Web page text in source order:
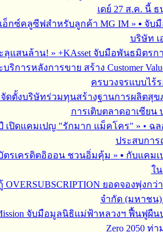
เดย์ 27 ส.ค. นี้
อ็กซ์คลูซีฟสำหรับลูกค้า MG IM» ▪︎ จับ
บริษัท เ
ะลุแสนล้าน! » +KAsset จับมือพันธมิตรการ
การหลังการขาย สร้าง Customer
ครบวงจรแบบไร้
จัดตั้งบริษัทร่วมทุนสร้างฐานการผลิต
การเติบตลาดอาเซียน
เปิดแคมเปญ "รักมาก แม็คโคร" » • ฉ
ประสบกา
รเครดิตอิออน ชวนอิ่มคุ้ม » ▪︎ กับแคม
ใ
ยอดจองพุ่งกว่
จำกัด (มหาชน)
จับมือมูลนิธิแม่ฟ้าหลวงฯ ฟื้นฟูผื
Zero 2050 ท่